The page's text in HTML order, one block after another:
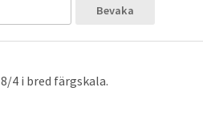
Bevaka
4 i bred färgskala.